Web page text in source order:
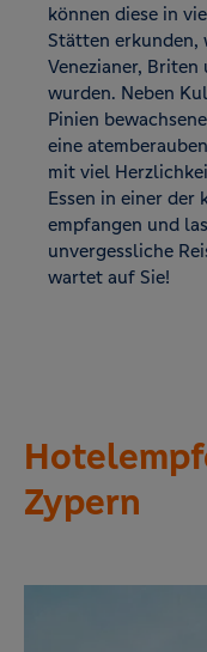
können diese in
Stätten erkunden,
Venezianer,
wurden. Neben
Pinien
eine
mit viel
Essen in einer
empfangen und
unvergessliche
wartet auf Sie!
Zypern